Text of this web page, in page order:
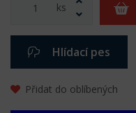
ks
Hlídací pes
Přidat do oblíbených